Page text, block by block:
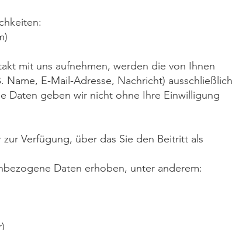
)
mit uns aufnehmen, werden die von Ihnen
E-Mail-Adresse, Nachricht) ausschließlich
Daten geben wir nicht ohne Ihre Einwilligung
Verfügung, über das Sie den Beitritt als
Daten erhoben, unter anderem: